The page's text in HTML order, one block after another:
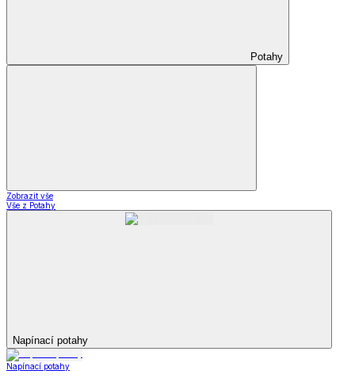
Potahy
Zobrazit vše
Vše z Potahy
Napínací potahy
Napínací potahy